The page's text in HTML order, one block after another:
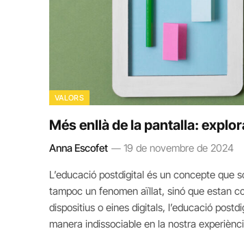
VALORS
Més enllà de la pantalla:
Anna Escofet 19 de novembre de 2024
L’educació postdigital és un concepte que
tampoc un fenomen aïllat, sinó que estan
dispositius o eines digitals, l’educació
manera indissociable en la nostra